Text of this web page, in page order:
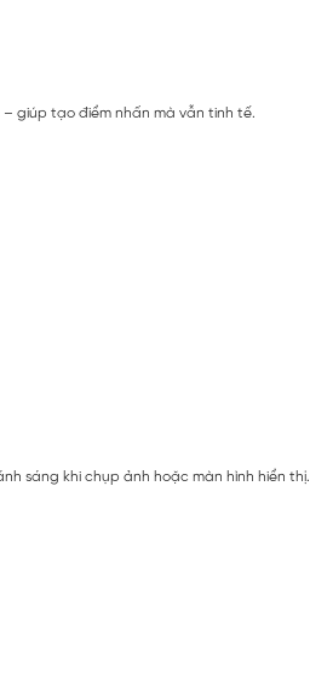
giúp tạo điểm nhấn mà vẫn tinh tế.
sáng khi chụp ảnh hoặc màn hình hiển thị.